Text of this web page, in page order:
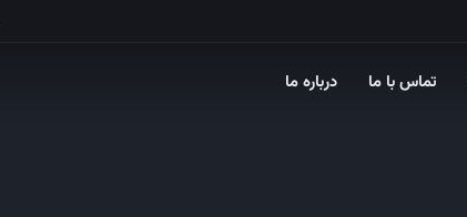
تماس با ما درباره ما